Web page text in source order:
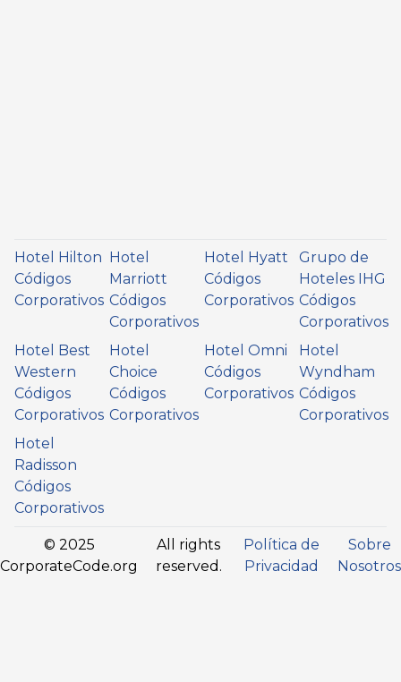
Hotel Hilton
Códigos
Corporativos
Hotel
Marriott
Códigos
Corporativos
Hotel Hyatt
Códigos
Corporativos
Grupo de
Hoteles IHG
Códigos
Corporativos
Hotel Best
Western
Códigos
Corporativos
Hotel
Choice
Códigos
Corporativos
Hotel Omni
Códigos
Corporativos
Hotel
Wyndham
Códigos
Corporativos
Hotel
Radisson
Códigos
Corporativos
© 2025
CorporateCode.org
All rights
reserved.
Política de
Privacidad
Sobre
Nosotros